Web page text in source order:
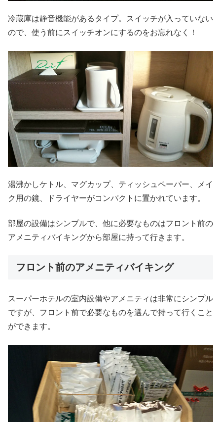
冷蔵庫は静音機能があるタイプ。スイッチが入っていない
ので、使う前にスイッチオンにするのをお忘れなく！
湯沸かしケトル、マグカップ、ティッシュペーパー、メイ
ク用の鏡、ドライヤーがコンパクトに置かれています。
部屋の設備はシンプルで、他に必要なものはフロント前の
アメニティバイキングから部屋に持って行きます。
フロント前のアメニティバイキング
スーパーホテルの室内設備やアメニティは非常にシンプル
ですが、フロント前で必要なものを選んで持って行くこと
ができます。